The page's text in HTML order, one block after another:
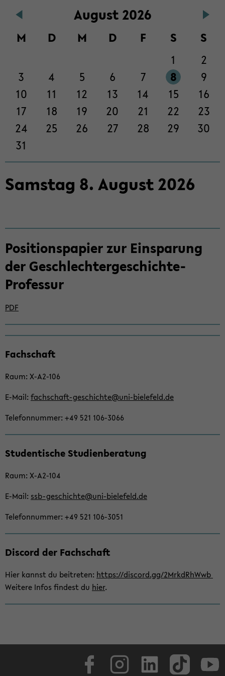
Au­gust 2026
M D M D F S
S
1
2
3
4 5 6 7 8
9
10
11 12 13 14 15
16
17
18 19 20 21 22
23
24
25 26 27 28 29
30
31
Sams­tag 8. Au­gust2026
Po­si­ti­ons­pa­pier zur Ein­spa­rung
der Geschlechtergeschichte-​
Professur
PDF
Haupt­
halt
Sek­
ti­
seln
Fach­schaft
Raum: X-​A2-106
E-​Mail: fachschaft-​geschichte@uni-​bielefeld.de
Te­le­fon­num­mer: +49 521 106-​3066
Stu­den­ti­sche Stu­di­en­be­ra­tung
Raum: X-​A2-104
E-​Mail: ssb-​geschichte@uni-​bielefeld.de
Te­le­fon­num­mer: +49 521 106-​3051
Dis­cord der Fach­schaft
Hier kannst du bei­tre­ten: https://dis­cord.gg/2MrkdRhWwb
Wei­te­re Infos fin­dest du hier.
Face­book